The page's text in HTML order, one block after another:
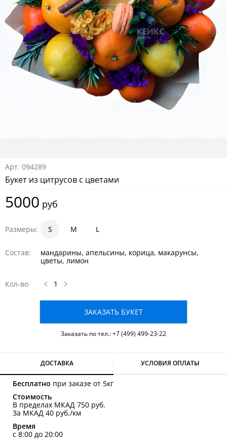
Арт. 094289
Букет из цитрусов с цветами
5000 руб
Размеры: S
1 M
1.5 L
2
Состав:
мандарины, апельсины, корица, макарунсы,
цветы, лимон
Кол-во
ЗАКАЗАТЬ БУКЕТ
Заказать по тел.:+7 (499) 499-23-22
ДОСТАВКА УСЛОВИЯ ОПЛАТЫ
Бесплатно при заказе от 5кг
Стоимость
В пределах МКАД 750 руб.
За МКАД 40 руб./км
Время
с 8:00 до 20:00